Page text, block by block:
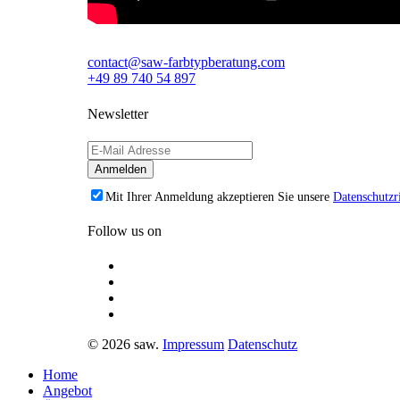
contact@saw-farbtypberatung.com
+49 89 740 54 897
Newsletter
Mit Ihrer Anmeldung akzeptieren Sie unsere
Follow us on
© 2026 saw. Impressum Datenschutz
Home
Angebot